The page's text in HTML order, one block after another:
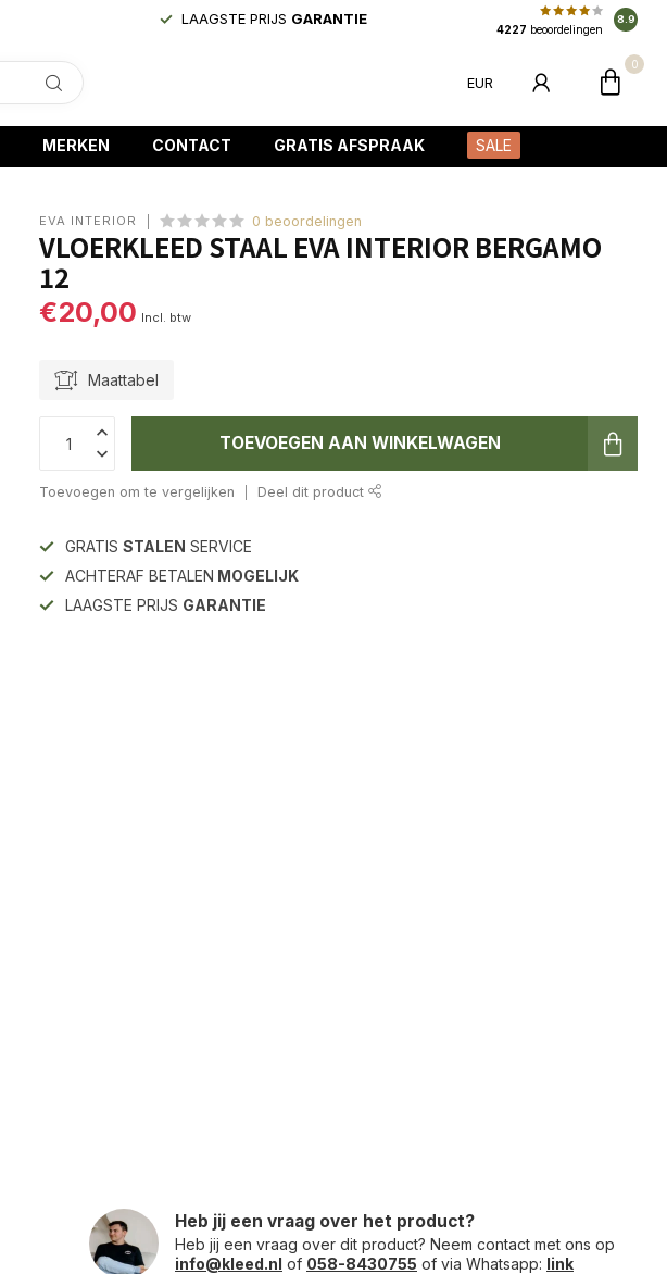
LAAGSTE PRIJS GARANTIE
4227 beoordelingen
8.9
EUR
0
MERKEN CONTACT GRATIS AFSPRAAK SALE
EVA INTERIOR 0 beoordelingen
VLOERKLEED STAAL EVA INTERIOR BERGAMO
12
€20,00 Incl. btw
Maattabel
TOEVOEGEN AAN WINKELWAGEN
Toevoegen om te vergelijken Deel dit product
GRATISSTALEN SERVICE
ACHTERAF BETALEN MOGELIJK
LAAGSTE PRIJS GARANTIE
Heb jij een vraag over het product?
Heb jij een vraag over dit product? Neem contact met ons op
info@kleed.nl of 058-8430755 of via Whatsapp: link